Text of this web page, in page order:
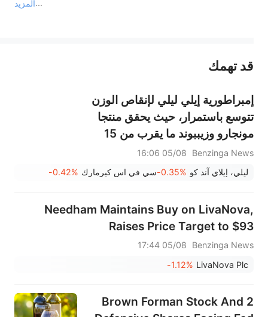
المزيد
عند الضرورة، يرجى استشارة مستشار استثمار محترف. لا تقدم منصة سهم أي مشورة استثمارية، ولا تقدم أي التزامات أو ضمانات.
قد تهمك
إمبراطورية إيلي ليلي لإنقاص الوزن
تتوسع باستمرار، حيث يحقق منتجا
مونجارو وزيببوند ما يقرب من 15
مليار دولار.
Benzinga News
05/08 16:06
ليلي، إيلاي آند كو -0.35%سي في اس كيرمارك -0.42%
Needham Maintains Buy on LivaNova,
Raises Price Target to $93
Benzinga News
05/08 17:44
LivaNova Plc
-1.12%
Brown Forman Stock And 2